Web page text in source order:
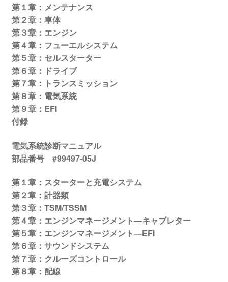
第１章：メンテナンス
第２章：車体
第３章：エンジン
第４章：フューエルシステム
第５章：セルスターター
第６章：ドライブ
第７章：トランスミッション
第８章：電気系統
第９章：EFI
付録
電気系統診断マニュアル
部品番号 #99497-05J
第１章：スターターと充電システム
第２章：計器類
第３章：TSM/TSSM
第４章：エンジンマネージメント―キャブレター
第５章：エンジンマネージメント―EFI
第６章：サウンドシステム
第７章：クルーズコントロール
第８章：配線